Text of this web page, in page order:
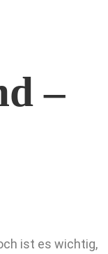
–
ist es wichtig,